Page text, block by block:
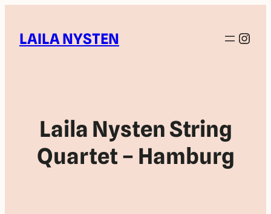
LAILA NYSTEN
Laila Nysten String
Quartet – Hamburg